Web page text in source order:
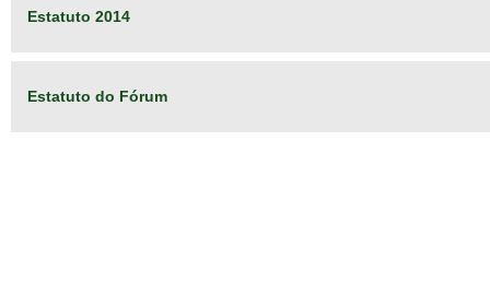
Estatuto 2014
Estatuto do Fórum